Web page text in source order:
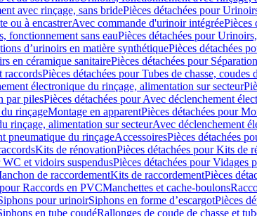
avec rinçage, sans bridePièces détachées pour
ou à encastrerAvec commande d'urinoir intégréePièces
fonctionnement sans eauPièces détachées pour
d’urinoirs en matière synthétiquePièces détachées
en céramique sanitairePièces détachées pour
raccordsPièces détachées pour Tubes de chasse, coudes
électronique du rinçage, alimentation sur secteur
par pilesPièces détachées pour Avec déclenchement
rinçageMontage en apparentPièces détachées pour
rinçage, alimentation sur secteurAvec déclenchement
pneumatique du rinçageAccessoiresPièces détachées
Kits de rénovationPièces détachées pour Kits de
et vidoirs suspendusPièces détachées pour Vidages
de raccordementKits de raccordementPièces
Raccords en PVCManchettes et cache-boulons
pour urinoirSiphons en forme d’escargotPièces
en tube coudéRallonges de coude de chasse et